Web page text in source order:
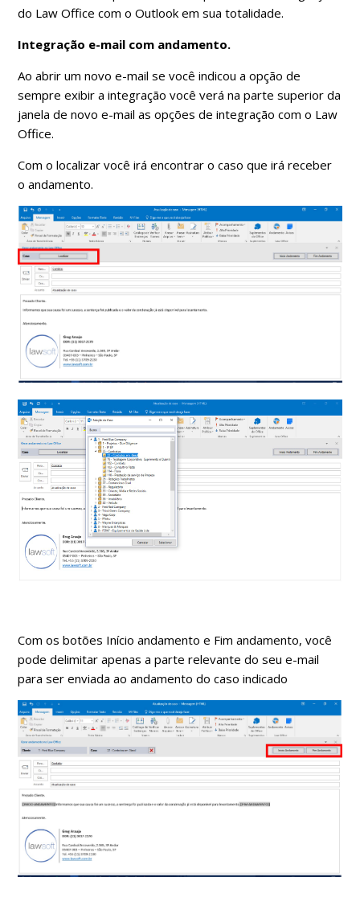
do Law Office com o Outlook em sua totalidade.
Integração e-mail com andamento.
Ao abrir um novo e-mail se você indicou a opção de
sempre exibir a integração você verá na parte superior da
janela de novo e-mail as opções de integração com o Law
Office.
Com o localizar você irá encontrar o caso que irá receber
o andamento.
Com os botões Início andamento e Fim andamento, você
pode delimitar apenas a parte relevante do seu e-mail
para ser enviada ao andamento do caso indicado